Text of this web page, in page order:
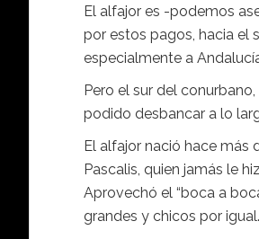
El alfajor es -podemos
por estos pagos, hacia el
especialmente a
Pero el sur del
podido desbancar a lo
El alfajor nació hace más
Pascalis, quien jamás le
Aprovechó el “boca a
grandes y chicos por igual.